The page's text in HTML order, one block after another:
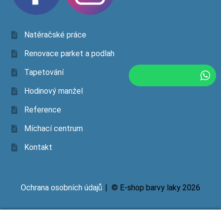
Natěračské práce
Renovace parket a podlah
Tapetování
Hodinový manžel
Reference
Míchací centrum
Kontakt
Ochrana osobních údajů © E-shop barvy laky 2026